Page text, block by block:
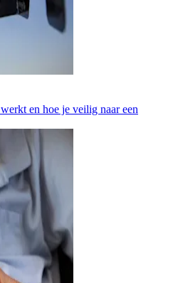
en hoe je veilig naar een